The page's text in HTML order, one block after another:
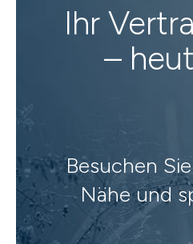
Ihr
–
Besuchen
Nähe und